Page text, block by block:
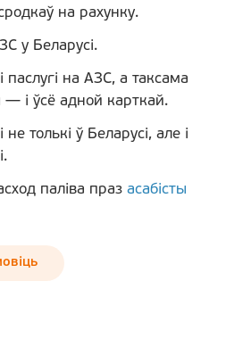
на рахунку.
у Беларусі.
паслугі на АЗС, а таксама
і ўсё адной карткай.
толькі ў Беларусі, але і
паліва праз асабісты